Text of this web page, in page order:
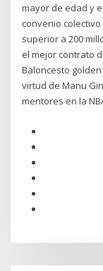
mayor de edad y
convenio
superior a 200
el mejor contrato
Baloncesto
virtud de Manu
mentores en la